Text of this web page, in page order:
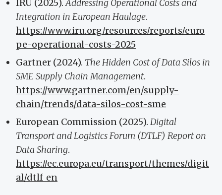
IRU (2025).Addressing Operational Costs and
Integration in European Haulage.
https://www.iru.org/resources/reports/euro
pe-operational-costs-2025
Gartner (2024). The Hidden Cost of Data Silos in
SME Supply Chain Management.
https://www.gartner.com/en/supply-
chain/trends/data-silos-cost-sme
European Commission (2025). Digital
Transport and Logistics Forum (DTLF) Report on
Data Sharing.
https://ec.europa.eu/transport/themes/digit
al/dtlf_en